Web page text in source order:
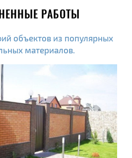
РАБОТЫ
объектов из популярных
материалов.